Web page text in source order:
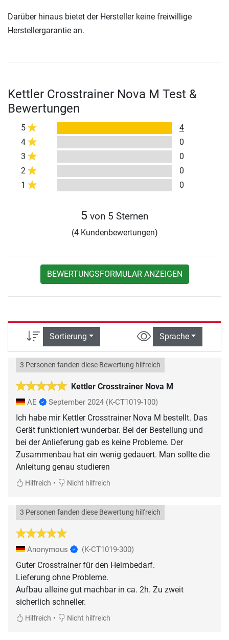
Darüber hinaus bietet der Hersteller keine freiwillige
Herstellergarantie an.
Kettler Crosstrainer Nova M Test &
Bewertungen
5
4
4
0
3
0
2
0
1
0
5 von 5 Sternen
(4 Kundenbewertungen)
BEWERTUNGSFORMULAR ANZEIGEN
Sortierung Sprache
Kettler Crosstrainer Nova M
3 Personen fanden diese Bewertung hilfreich
AE September 2024 (K-CT1019-100)
Ich habe mir Kettler Crosstrainer Nova M bestellt. Das
Gerät funktioniert wunderbar. Bei der Bestellung und
bei der Anlieferung gab es keine Probleme. Der
Zusammenbau hat ein wenig gedauert. Man sollte die
Anleitung genau studieren
Hilfreich • Nicht hilfreich
3 Personen fanden diese Bewertung hilfreich
Anonymous (K-CT1019-300)
Guter Crosstrainer für den Heimbedarf.
Lieferung ohne Probleme.
Aufbau alleine gut machbar in ca. 2h. Zu zweit
sicherlich schneller.
Hilfreich • Nicht hilfreich